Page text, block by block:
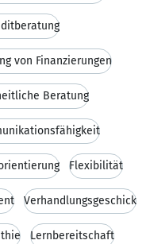
von Finanzierungen
Beratung
Flexibilität
Verhandlungsgeschick
Lernbereitschaft